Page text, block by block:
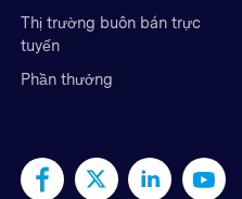
Thị trường buôn bán trực
tuyến
Phần thưởng